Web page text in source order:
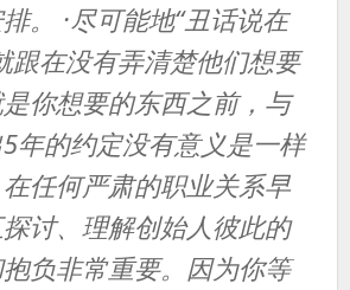
。 ·尽可能地“丑话说在
跟在没有弄清楚他们想要
你想要的东西之前，与
年的约定没有意义是一样
任何严肃的职业关系早
讨、理解创始人彼此的
负非常重要。因为你等